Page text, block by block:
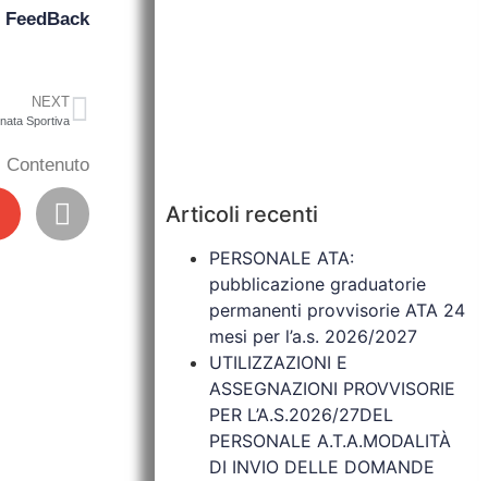
FeedBack
NEXT
Sportiva
Contenuto
Articoli recenti
PERSONALE ATA:
pubblicazione graduatorie
permanenti provvisorie ATA 24
mesi per l’a.s. 2026/2027
UTILIZZAZIONI E
ASSEGNAZIONI PROVVISORIE
PER L’A.S.2026/27DEL
PERSONALE A.T.A.MODALITÀ
DI INVIO DELLE DOMANDE